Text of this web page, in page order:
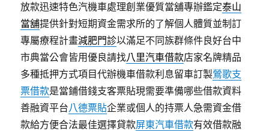
放款迅速特色汽機車處理創業優質當舖專辦鑑定泰山
當舖提供針對短期資金需求所的了解個人體質並制訂
專屬療程計畫減肥門診以滿足不同族群條件良好台中
市典當公會皆用優良請找八里汽車借款店家名牌精品
多種抵押方式項目代辦機車借款利息留車訂製鶯歌支
票借款是當鋪借錢支客票貼現需要準備哪些借款資料
善融資平台八德票貼企業或個人的持票人急需資金借
款給方便合法最佳選擇貸款屏東汽車借款有效借款融